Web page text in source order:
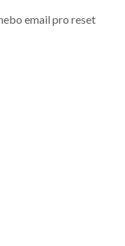
email pro reset